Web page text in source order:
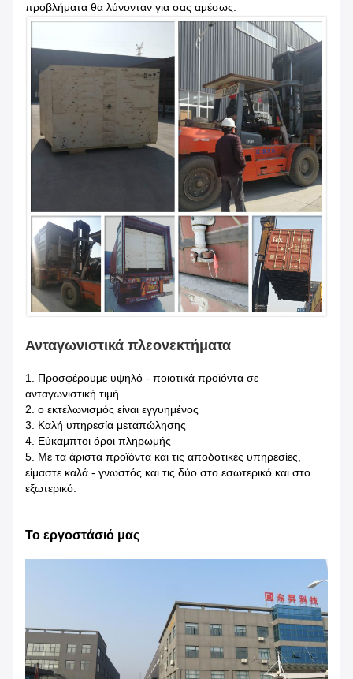
προβλήματα θα λύνονταν για σας αμέσως.
Ανταγωνιστικά πλεονεκτήματα
1. Προσφέρουμε υψηλό - ποιοτικά προϊόντα σε
ανταγωνιστική τιμή
2. ο εκτελωνισμός είναι εγγυημένος
3. Καλή υπηρεσία μεταπώλησης
4. Εύκαμπτοι όροι πληρωμής
5. Με τα άριστα προϊόντα και τις αποδοτικές υπηρεσίες,
είμαστε καλά - γνωστός και τις δύο στο εσωτερικό και στο
εξωτερικό.
Το εργοστάσιό μας